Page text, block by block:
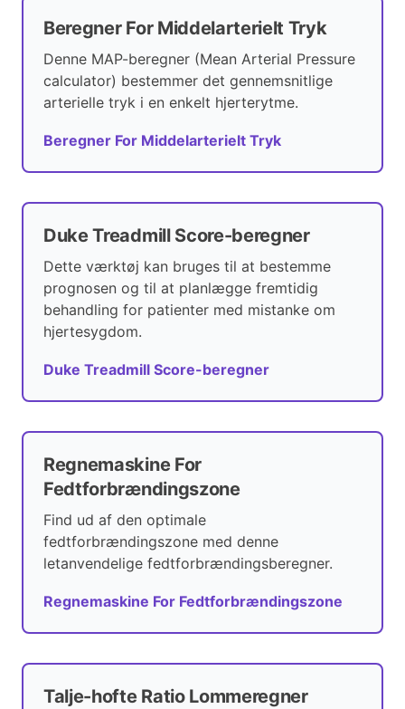
Beregner For Middelarterielt Tryk
Denne MAP-beregner (Mean Arterial Pressure
calculator) bestemmer det gennemsnitlige
arterielle tryk i en enkelt hjerterytme.
Beregner For Middelarterielt Tryk
Duke Treadmill Score-beregner
Dette værktøj kan bruges til at bestemme
prognosen og til at planlægge fremtidig
behandling for patienter med mistanke om
hjertesygdom.
Duke Treadmill Score-beregner
Regnemaskine For
Fedtforbrændingszone
Find ud af den optimale
fedtforbrændingszone med denne
letanvendelige fedtforbrændingsberegner.
Regnemaskine For Fedtforbrændingszone
Talje-hofte Ratio Lommeregner